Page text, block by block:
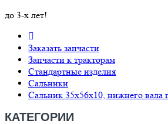
до 3-х лет!
Заказать запчасти
Запчасти к тракторам
Стандартные изделия
Сальники
Сальник 35х56х10, нижнего вала
КАТЕГОРИИ